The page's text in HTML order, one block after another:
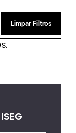
Limpar Filtros